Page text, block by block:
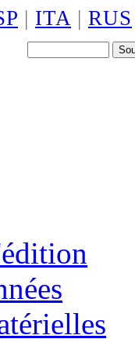
| ITA | RUS